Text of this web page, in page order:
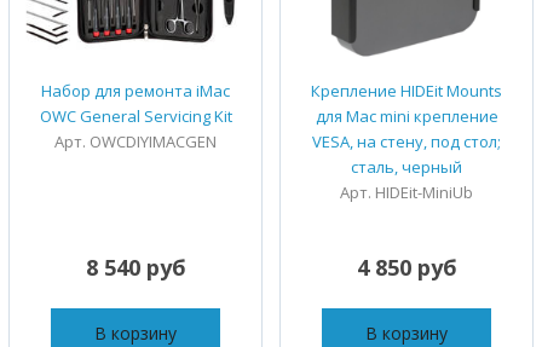
Набор для ремонта iMac
OWC General Servicing Kit
Арт. OWCDIYIMACGEN
8 540 руб
В корзину
Крепление HIDEit Mounts
для Mac mini крепление
VESA, на стену, под стол;
сталь, черный
Арт. HIDEit-MiniUb
4 850 руб
В корзину